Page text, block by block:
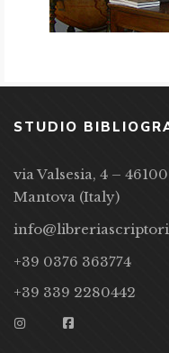
STUDIO
via Valsesia, 4 – 46100
Mantova (Italy)
+39 0376 363774
+39 339 2280442